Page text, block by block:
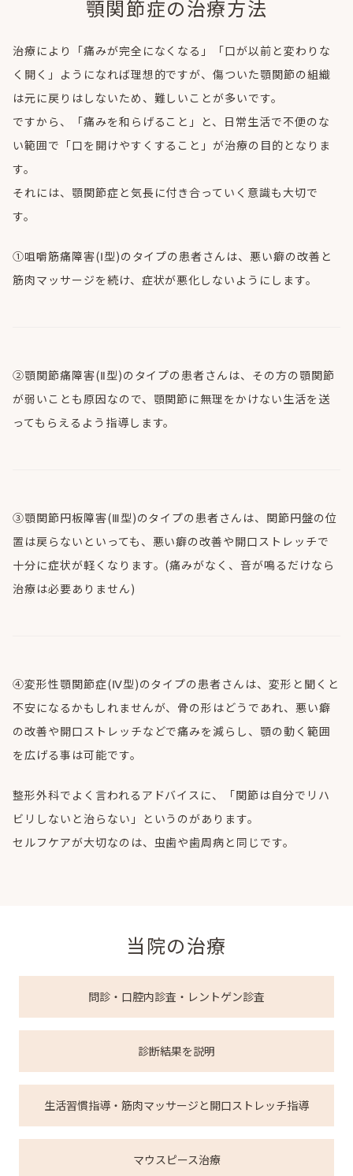
顎関節症の治療方法
治療により「痛みが完全になくなる」「口が以前と変わりな
く開く」ようになれば理想的ですが、傷ついた顎関節の組織
は元に戻りはしないため、難しいことが多いです。
ですから、「痛みを和らげること」と、日常生活で不便のな
い範囲で「口を開けやすくすること」が治療の目的となりま
す。
それには、顎関節症と気長に付き合っていく意識も大切で
す。
①咀嚼筋痛障害(Ⅰ型)のタイプの患者さんは、悪い癖の改善と
筋肉マッサージを続け、症状が悪化しないようにします。
②顎関節痛障害(Ⅱ型)のタイプの患者さんは、その方の顎関節
が弱いことも原因なので、顎関節に無理をかけない生活を送
ってもらえるよう指導します。
③顎関節円板障害(Ⅲ型)のタイプの患者さんは、関節円盤の位
置は戻らないといっても、悪い癖の改善や開口ストレッチで
十分に症状が軽くなります。(痛みがなく、音が鳴るだけなら
治療は必要ありません)
④変形性顎関節症(Ⅳ型)のタイプの患者さんは、変形と聞くと
不安になるかもしれませんが、骨の形はどうであれ、悪い癖
の改善や開口ストレッチなどで痛みを減らし、顎の動く範囲
を広げる事は可能です。
整形外科でよく言われるアドバイスに、「関節は自分でリハ
ビリしないと治らない」というのがあります。
セルフケアが大切なのは、虫歯や歯周病と同じです。
当院の治療
問診・口腔内診査・レントゲン診査
診断結果を説明
生活習慣指導・筋肉マッサージと開口ストレッチ指導
マウスピース治療